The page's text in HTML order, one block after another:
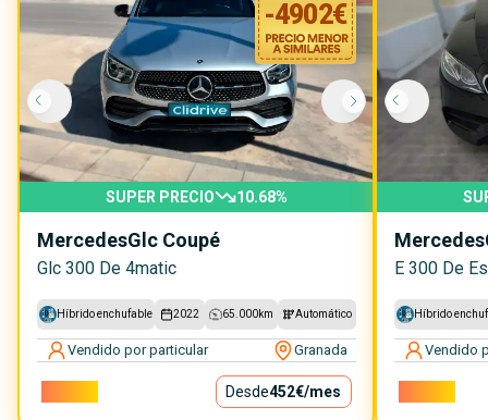
-4902€
SUPER PRECIO 10.68%
MercedesGlc Coupé
Glc 300 De 4matic
Híbrido enchufable 2022 65.000km Automático
Vendido por particular Granada
Desde452€/mes
Mercedes
E 300 De
Híbrido
Vendido